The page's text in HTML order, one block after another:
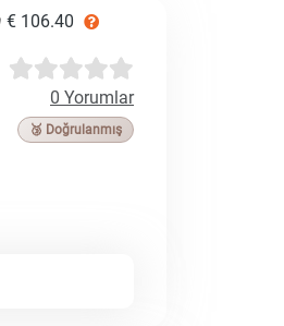
€ 106.40
0 Yorumlar
🥉 Doğrulanmış